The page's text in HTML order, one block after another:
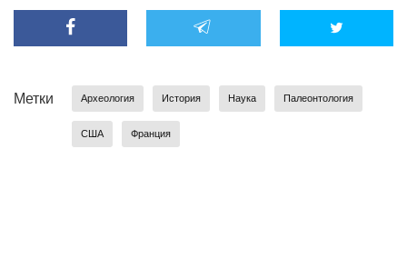
Метки Археология История Наука Палеонтология
США Франция